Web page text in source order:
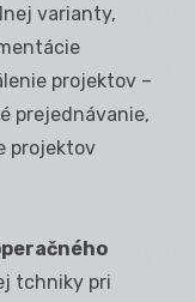
varianty,
projektov –
prejednávanie,
projektov
tchniky pri